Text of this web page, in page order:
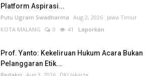
Platform Aspirasi...
Putu Ugram Swadharma Aug 2, 2026 Jawa Timur
KOTA MALANG
0 41 Laporkan
Prof. Yanto: Kekeliruan Hukum Acara Bukan
Pelanggaran Etik...